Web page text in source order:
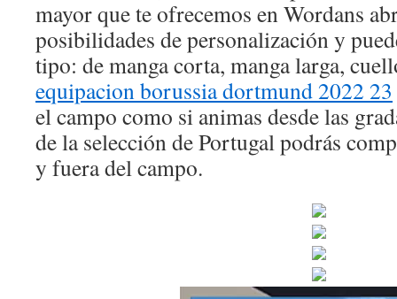
mayor que te ofrecemos en Wordans
posibilidades de personalización y
tipo: de manga corta, manga larga,
equipacion borussia dortmund 2022 23
el campo como si animas desde las
de la selección de Portugal podrás
y fuera del campo.